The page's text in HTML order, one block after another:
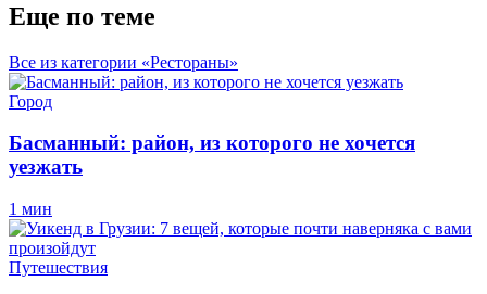
Еще по теме
Все из категории «Рестораны»
Город
Басманный: район, из которого не хочется
уезжать
1 мин
Путешествия